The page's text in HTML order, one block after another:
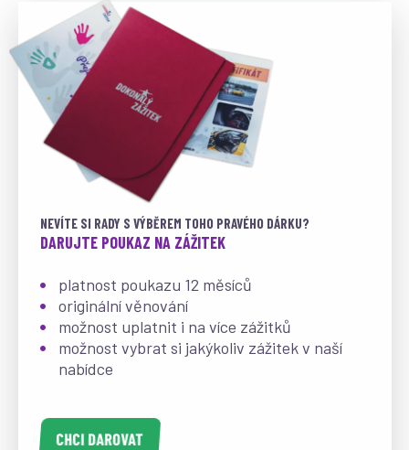
NEVÍTE SI RADY S VÝBĚREM TOHO PRAVÉHO DÁRKU?
DARUJTE POUKAZ NA ZÁŽITEK
platnost poukazu 12 měsíců
originální věnování
možnost uplatnit i na více zážitků
možnost vybrat si jakýkoliv zážitek v naší
nabídce
CHCI DAROVAT